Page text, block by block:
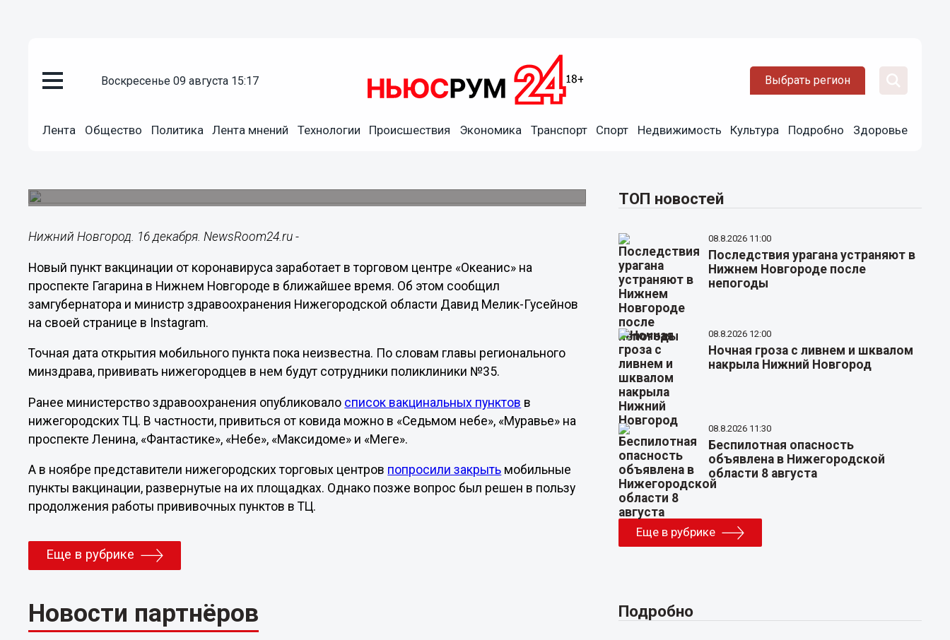
воскресенье 09 августа 15:17 Выбрать регион
Лента Общество Политика Лента мнений Технологии Происшествия Экономика Транспорт Спорт Недвижимость Культура Подробно Здоровье
Новый пункт вакцинации от COVID-19 откроется в
Нижний Новгород. 16 декабря. NewsRoom24.ru -
Новый пункт вакцинации от коронавируса заработает в торговом центре «Океанис» на
проспекте Гагарина в Нижнем Новгороде в ближайшее время. Об этом сообщил
замгубернатора и министр здравоохранения Нижегородской области Давид Мелик-Гусейнов
на своей странице в Instagram.
Точная дата открытия мобильного пункта пока неизвестна. По словам главы регионального
минздрава, прививать нижегородцев в нем будут сотрудники поликлиники №35.
Ранее министерство здравоохранения опубликовало список вакцинальных пунктов в
нижегородских ТЦ. В частности, привиться от ковида можно в «Седьмом небе», «Муравье» на
проспекте Ленина, «Фантастике», «Небе», «Максидоме» и «Меге».
А в ноябре представители нижегородских торговых центров попросили закрыть мобильные
пункты вакцинации, развернутые на их площадках. Однако позже вопрос был решен в пользу
продолжения работы прививочных пунктов в ТЦ.
Еще в рубрике
Новости партнёров
ТОП новостей
08.8.2026 11:00
Последствия урагана устраняют в
Нижнем Новгороде после
непогоды
08.8.2026 12:00
Ночная гроза с ливнем и шквалом
накрыла Нижний Новгород
08.8.2026 11:30
Беспилотная опасность
объявлена в Нижегородской
области 8 августа
Еще в рубрике
Подробно